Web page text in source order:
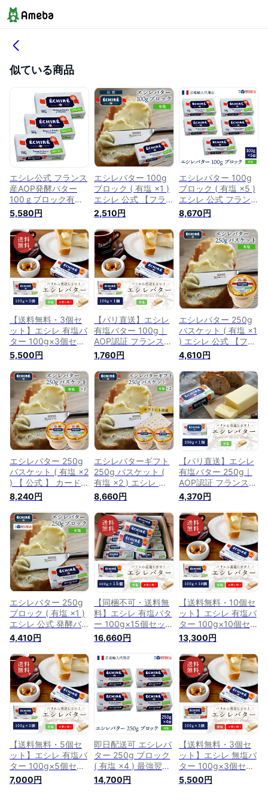
似ている商品
エシレ公式 フランス
産AOP発酵バター
100ｇブロック有塩
×3個 ECHIRE
BEURRE
5,580円
エシレバター 100g
ブロック ( 有塩 ×1 )
エシレ 公式 【フラ
ンス伝統の発酵バタ
ー】 echire 差し入れ
A.O.P. 人気 フランス
バター 最強翌日配送
お中元 夏ギフト
2,510円
エシレバター 100g
ブロック ( 有塩 ×5 )
エシレ 公式 フラン
ス伝統の発酵バター
echire まとめ買い 大
容量 A.O.P. 正規輸入
代理店 バター セッ
ト 業務用 最強翌日
配送 お中元 夏ギフ
ト
8,670円
【送料無料・3個セ
ット】エシレ 有塩バ
ター 100g×3個セッ
ト｜AOP認証 フラン
ス産 発酵バター 殺
菌乳｜ブロックタイ
プ ECHIRE パリ直送
5,500円
【パリ直送】エシレ
有塩バター 100g｜
AOP認証 フランス産
発酵バター 殺菌乳｜
ブロックタイプ
ECHIRE
1,760円
エシレバター 250g
バスケット ( 有塩 ×1
) エシレ 公式 【フラ
ンス伝統の発酵バタ
ー】 echire エシレ正
規輸入代理店 最強翌
日配送 お中元 夏ギ
フト
4,610円
エシレバター 250g
バスケット ( 有塩 ×2
) 【 公式 】 カード
フランス伝統の発酵
バター echire 手土産
A.O.P. エシレ正規輸
入代理店 最強翌日配
送 お中元 夏ギフト
8,240円
エシレバターギフト
250g バスケット (
有塩 ×2 ) エシレ 公
式 短冊熨斗 ギフト
フランス伝統の発酵
バター echire 正規輸
入代理店 フランス産
最強翌日配送 お中元
夏ギフト
8,660円
【パリ直送】エシレ
有塩バター 250g｜
AOP認証 フランス産
発酵バター 殺菌乳｜
ブロックタイプ
ECHIRE
4,370円
エシレバター 250g
ブロック ( 有塩 ×1 )
エシレ 公式 発酵バ
ター フランス産 ま
とめ買い ストック
トースト バゲット
クロワッサン 朝食
echire A.O.P. 正規輸
入代理店 バター お
中元 夏ギフト
4,410円
【同梱不可・送料無
料】エシレ 有塩バタ
ー 100g×15個セット
｜AOP認証 フランス
産 発酵バター 殺菌
乳｜ブロックタイプ
ECHIRE パリ直送
【1個あたり1,107
円】
16,660円
【送料無料・10個セ
ット】エシレ 有塩バ
ター 100g×10個セッ
ト｜AOP認証 フラン
ス産 発酵バター 殺
菌乳｜ブロックタイ
プ ECHIRE パリ直送
【1個あたり1,330円
】
13,300円
【送料無料・5個セ
ット】エシレ 有塩バ
ター 100g×5個セッ
ト｜AOP認証 フラン
ス産 発酵バター 殺
7,000円
即日配送可 エシレバ
ター 250g ブロック
( 有塩 ×4 ) 最強翌日
配送 エシレ 公式
【フランス伝統の発
14,700円
【送料無料・3個セ
ット】エシレ 無塩バ
ター 100g×3個セッ
ト｜AOP認証 フラン
ス産 発酵バター 殺
5,500円